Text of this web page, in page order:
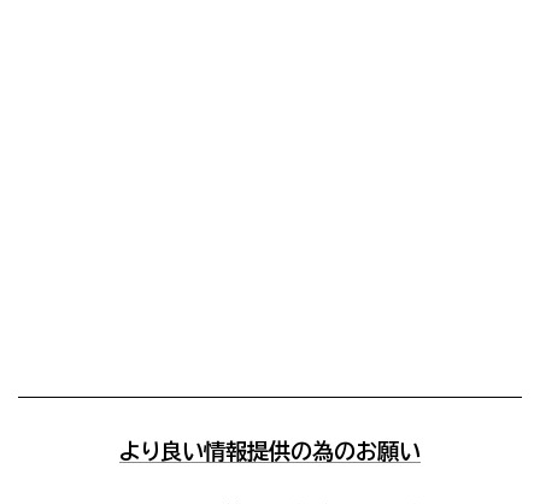
より良い情報提供の為のお願い